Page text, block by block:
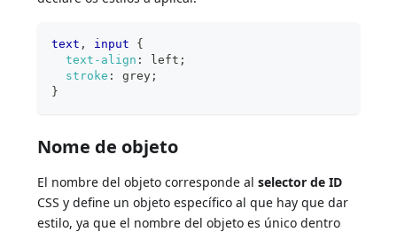
text , input
{
text-align : left ;
stroke : grey ;
}
Nome de objeto
El nombre del objeto corresponde alselector de ID
CSS y define un objeto específico al que hay que dar
estilo, ya que el nombre del objeto es único dentro